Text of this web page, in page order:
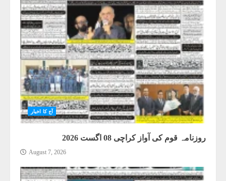
آج کا اخبار
روزنامہ قوم کی آواز کراچی 08 اگست 2026
August 7, 2026